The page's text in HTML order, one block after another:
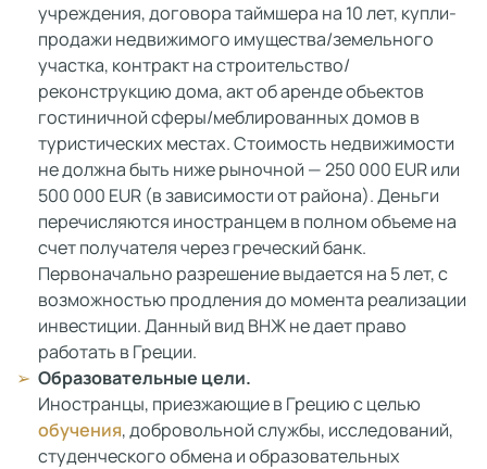
учреждения, договора таймшера на 10 лет, купли-
продажи недвижимого имущества/земельного
участка, контракт на строительство/
реконструкцию дома, акт об аренде объектов
гостиничной сферы/меблированных домов в
туристических местах. Стоимость недвижимости
не должна быть ниже рыночной — 250 000 EUR или
500 000 EUR (в зависимости от района). Деньги
перечисляются иностранцем в полном объеме на
счет получателя через греческий банк.
Первоначально разрешение выдается на 5 лет, с
возможностью продления до момента реализации
инвестиции. Данный вид ВНЖ не дает право
работать в Греции.
Образовательные цели.
Иностранцы, приезжающие в Грецию с целью
обучения, добровольной службы, исследований,
студенческого обмена и образовательных